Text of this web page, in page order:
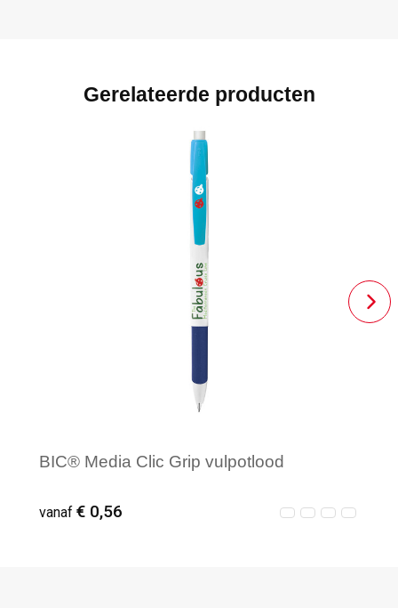
Gerelateerde producten
BIC® Media Clic Grip vulpotlood
vanaf € 0,56